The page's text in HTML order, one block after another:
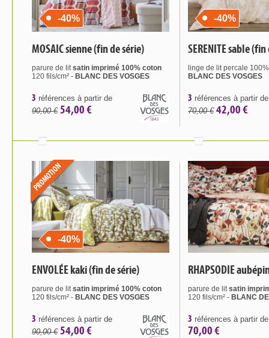
-40%
MOSAIC sienne (fin de série)
parure de litsatin imprimé 100% coton
120 fils/cm² - BLANC DES VOSGES
3 références à partir de
90,00 € 54,00 €
-40%
SERENITE sable
linge de lit percale
BLANC DES VOSGES
3 références à partir de
70,00 € 42,00 €
-40%
ENVOLÉE kaki (fin de série)
parure de litsatin imprimé 100% coton
120 fils/cm² - BLANC DES VOSGES
3 références à partir de
90,00 € 54,00 €
RHAPSODIE
parure de litsatin
120 fils/cm² - BLANC
3 références à partir de
70,00 €